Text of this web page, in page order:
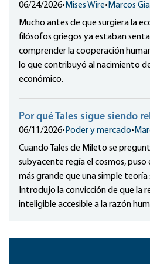
06/24/2026• Mises Wire• Marcos
Mucho antes de que surgiera la
filósofos griegos ya estaban
comprender la cooperación
lo que contribuyó al nacimiento
económico.
Por qué Tales sigue siendo
06/11/2026• Poder y mercado•
Cuando Tales de Mileto se
subyacente regía el cosmos, puso
más grande que una simple
Introdujo la convicción de que la
inteligible accesible a la razón